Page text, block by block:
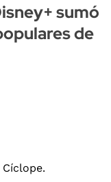
sumó
de